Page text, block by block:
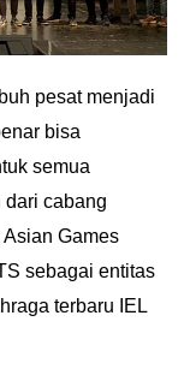
pesat menjadi
bisa
semua
dari cabang
Games
sebagai entitas
terbaru IEL